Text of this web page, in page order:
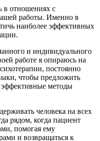
в отношениях с
работы. Именно в
наиболее эффективных
и индивидуального
работе я опираюсь на
постоянно
чтобы предложить
методы
человека на всех
рядом, когда пациент
помогая ему
и возвращаться к